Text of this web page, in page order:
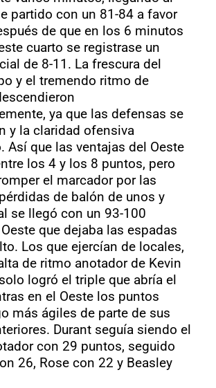
partido con un 81-84 a favor
de que en los 6 minutos
cuarto se registrase un
de 8-11. La frescura del
y el tremendo ritmo de
ya que las defensas se
y la claridad ofensiva
Así que las ventajas del Oeste
los 4 y los 8 puntos, pero
el marcador por las
de balón de unos y
se llegó con un 93-100
que dejaba las espadas
Los que ejercían de locales,
de ritmo anotador de Kevin
logró el triple que abría el
en el Oeste los puntos
más ágiles de parte de sus
Durant seguía siendo el
con 29 puntos, seguido
26, Rose con 22 y Beasley